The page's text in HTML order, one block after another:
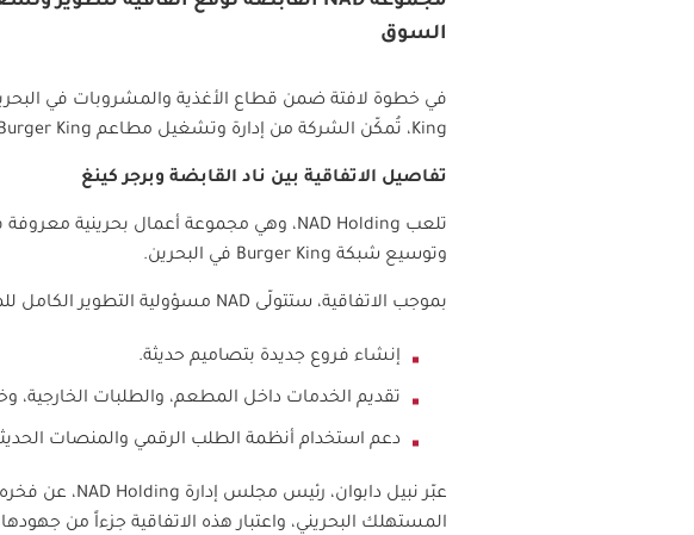
السوق
في خطوة لافتة ضمن قطاع الأغذية والمشروبات في
King، تُمكّن الشركة من إدارة وتشغيل مطاعم King
تفاصيل الاتفاقية بين ناد القابضة وبرجر كينغ
تلعب NAD Holding، وهي مجموعة أعمال بحرينية معروفة
وتوسيع شبكة Burger King في البحرين.
بموجب الاتفاقية، ستتولّى NAD مسؤولية التطوير الكامل
إنشاء فروع جديدة بتصاميم حديثة.
تقديم الخدمات داخل المطعم، والطلبات الخارجية،
دعم استخدام أنظمة الطلب الرقمي والمنصات
عبّر نبيل دابوان، رئيس مجلس إدارة NAD Holding، عن
المستهلك البحريني، واعتبار هذه الاتفاقية جزءاً من